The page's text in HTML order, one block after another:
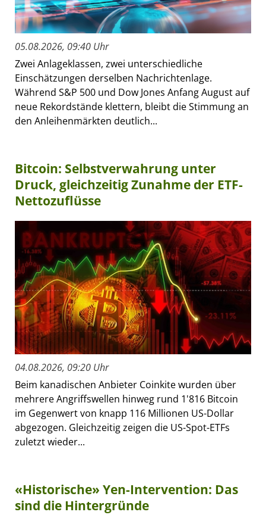
05.08.2026, 09:40 Uhr
Zwei Anlageklassen, zwei unterschiedliche
Einschätzungen derselben Nachrichtenlage.
Während S&P 500 und Dow Jones Anfang August auf
neue Rekordstände klettern, bleibt die Stimmung an
den Anleihenmärkten deutlich...
Bitcoin: Selbstverwahrung unter
Druck, gleichzeitig Zunahme der ETF-
Nettozuflüsse
04.08.2026, 09:20 Uhr
Beim kanadischen Anbieter Coinkite wurden über
mehrere Angriffswellen hinweg rund 1'816 Bitcoin
im Gegenwert von knapp 116 Millionen US-Dollar
abgezogen. Gleichzeitig zeigen die US-Spot-ETFs
zuletzt wieder...
«Historische» Yen-Intervention: Das
sind die Hintergründe